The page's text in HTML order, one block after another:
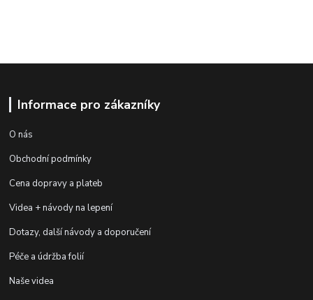
Informace pro zákazníky
O nás
Obchodní podmínky
Cena dopravy a plateb
Videa + návody na lepení
Dotazy, další návody a doporučení
Péče a údržba folií
Naše videa